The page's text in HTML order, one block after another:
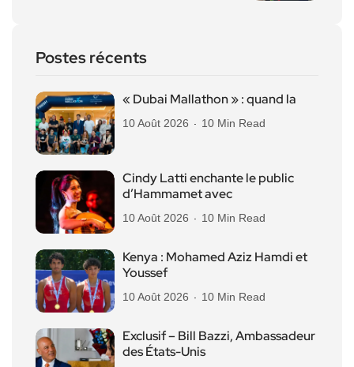
Postes récents
« Dubai Mallathon » : quand la
10 Août 2026 10 Min Read
Cindy Latti enchante le public
d’Hammamet avec
10 Août 2026 10 Min Read
Kenya : Mohamed Aziz Hamdi et
Youssef
10 Août 2026 10 Min Read
Exclusif – Bill Bazzi, Ambassadeur
des États-Unis